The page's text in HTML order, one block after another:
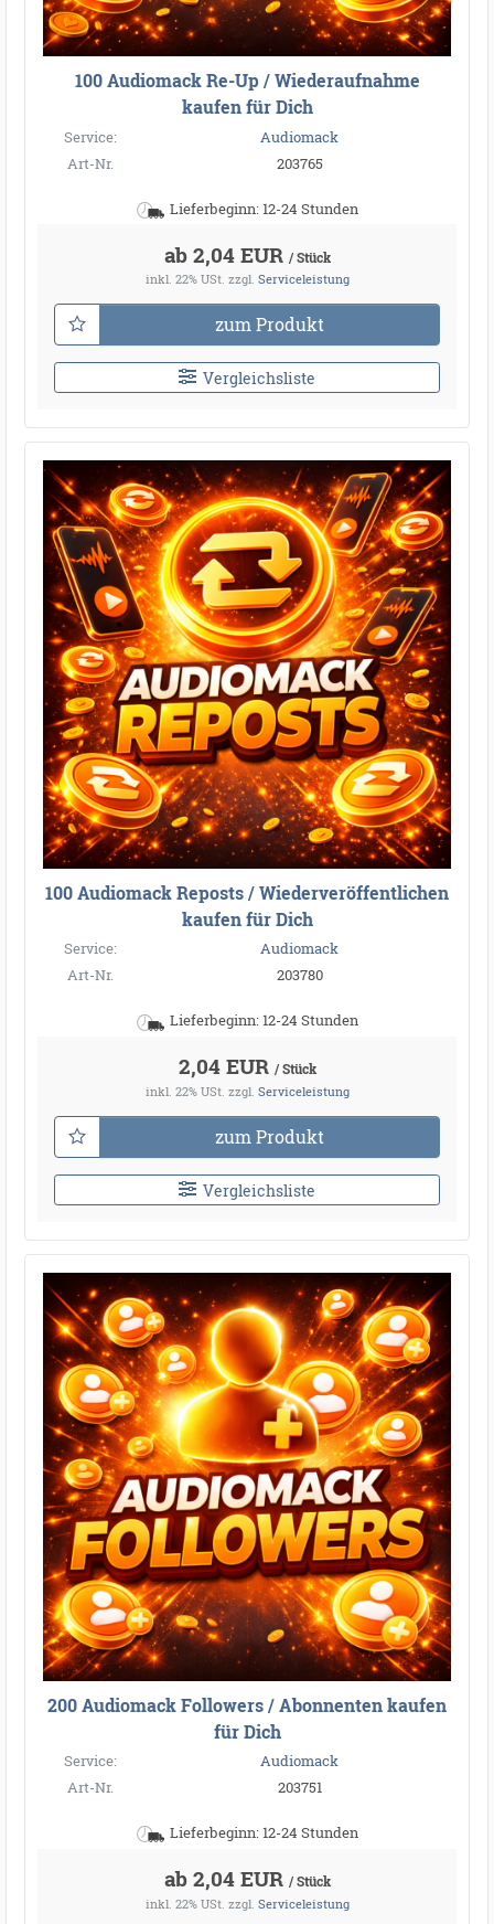
100 Audiomack Re-Up / Wiederaufnahme
kaufen für Dich
Service:
Audiomack
Art-Nr.
203765
Lieferbeginn: 12-24 Stunden
ab 2,04 EUR / Stück
inkl. 22% USt. zzgl. Serviceleistung
zum Produkt
Vergleichsliste
100 Audiomack Reposts / Wiederveröffentlichen
kaufen für Dich
Service:
Audiomack
Art-Nr.
203780
Lieferbeginn: 12-24 Stunden
2,04 EUR / Stück
inkl. 22% USt. zzgl. Serviceleistung
zum Produkt
Vergleichsliste
200 Audiomack Followers / Abonnenten kaufen
für Dich
Service:
Audiomack
Art-Nr.
203751
Lieferbeginn: 12-24 Stunden
ab 2,04 EUR / Stück
inkl. 22% USt. zzgl. Serviceleistung